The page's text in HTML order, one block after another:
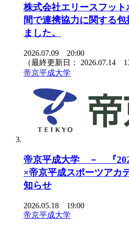
株式会社エリースフッ
間で連携協力に関する
ました。
2026.07.09 20:00
（最終更新日： 2026.07.14
帝京平成大学
帝京平成大学 － 『
×帝京平成スポーツアカ
知らせ
2026.05.18 19:00
帝京平成大学